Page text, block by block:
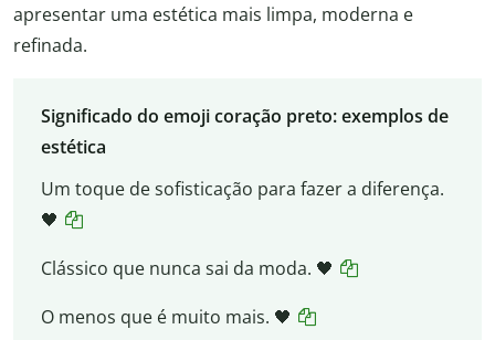
apresentar uma estética mais limpa, moderna e
refinada.
Significado do emoji coração preto: exemplos de
estética
Um toque de sofisticação para fazer a diferença.
🖤
Clássico que nunca sai da moda. 🖤
O menos que é muito mais. 🖤